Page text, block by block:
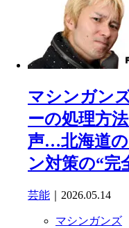
マシンガン
ーの処理方
声…北海道
ン対策の“完
芸能 ｜2026.05.14
マシンガンズ